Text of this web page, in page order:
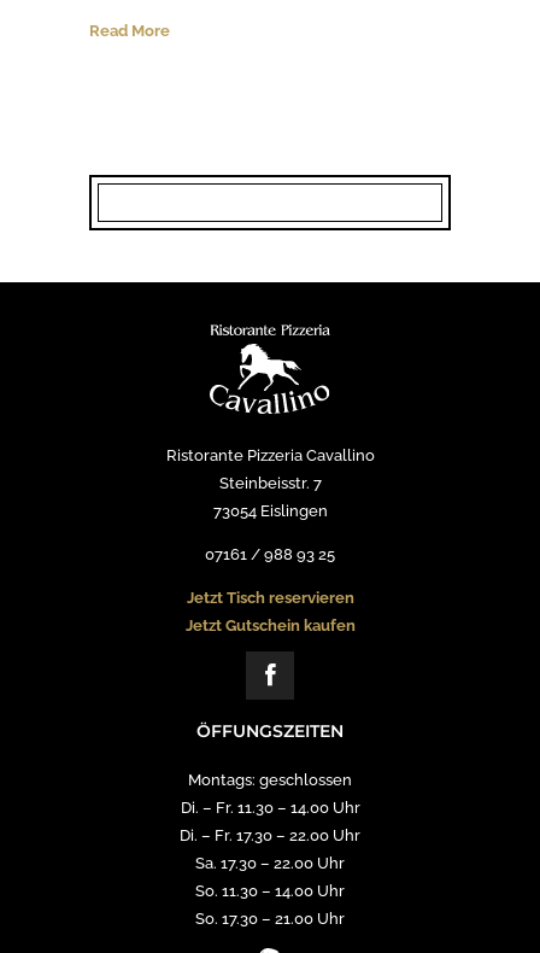
Read More
Ristorante Pizzeria Cavallino
Steinbeisstr. 7
73054 Eislingen
07161 / 988 93 25
Jetzt Tisch reservieren
Jetzt Gutschein kaufen
ÖFFUNGSZEITEN
Montags: geschlossen
Di. – Fr. 11.30 – 14.00 Uhr
Di. – Fr. 17.30 – 22.00 Uhr
Sa. 17.30 – 22.00 Uhr
So. 11.30 – 14.00 Uhr
So. 17.30 – 21.00 Uhr